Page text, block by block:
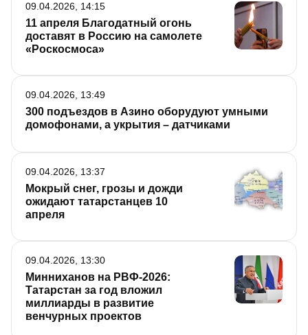
себе, оформила генеральную доверенность на
имя родственницы старушки. Сама помощник
нотариуса вину не признала.
11 апреля Благодатный огонь
доставят в Россию на самолете
«Роскосмоса»
09.04.2026, 14:15
300 подъездов в Азино оборудуют умными
домофонами, а укрытия – датчиками
09.04.2026, 13:49
Мокрый снег, грозы и дожди
ожидают татарстанцев 10
апреля
09.04.2026, 13:37
Минниханов на РВФ-2026:
Татарстан за год вложил
миллиарды в развитие
венчурных проектов
09.04.2026, 13:30